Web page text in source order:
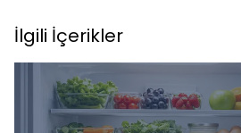
İlgili İçerikler